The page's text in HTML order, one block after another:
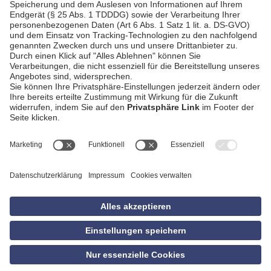
AGB
Datenschutzerklärung
Empfang
Privatsphäre